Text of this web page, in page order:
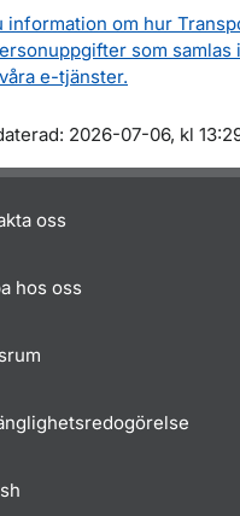
information om hur
som samlas
e-tjänster.
2026-07-06, kl
oss
hos oss